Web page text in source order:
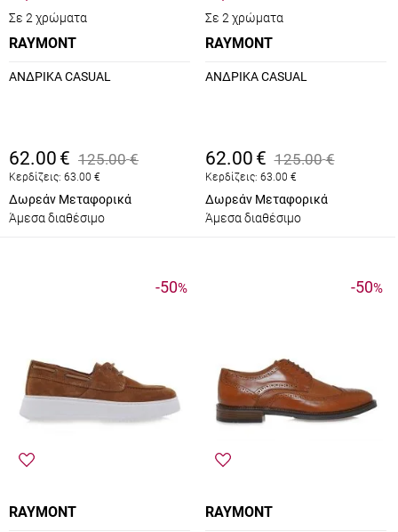
Σε 2 χρώματα
RAYMONT
ΑΝΔΡΙΚΑ CASUAL
62.00 € 125.00 €
Κερδίζεις: 63.00 €
Δωρεάν Μεταφορικά
Άμεσα διαθέσιμο
Σε 2 χρώματα
RAYMONT
ΑΝΔΡΙΚΑ CASUAL
62.00 € 125.00 €
Κερδίζεις: 63.00 €
Δωρεάν Μεταφορικά
Άμεσα διαθέσιμο
-50%
RAYMONT
-50%
RAYMONT